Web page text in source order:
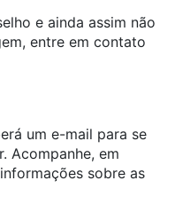
e ainda assim não
entre em contato
um e-mail para se
Acompanhe, em
sobre as